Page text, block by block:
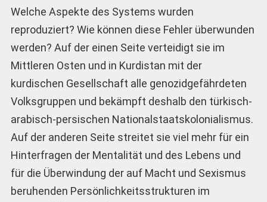
Welche Aspekte des Systems wurden
reproduziert? Wie können diese Fehler überwunden
werden? Auf der einen Seite verteidigt sie im
Mittleren Osten und in Kurdistan mit der
kurdischen Gesellschaft alle genozidgefährdeten
Volksgruppen und bekämpft deshalb den türkisch-
arabisch-persischen Nationalstaatskolonialismus.
Auf der anderen Seite streitet sie viel mehr für ein
Hinterfragen der Mentalität und des Lebens und
für die Überwindung der auf Macht und Sexismus
beruhenden Persönlichkeitsstrukturen im